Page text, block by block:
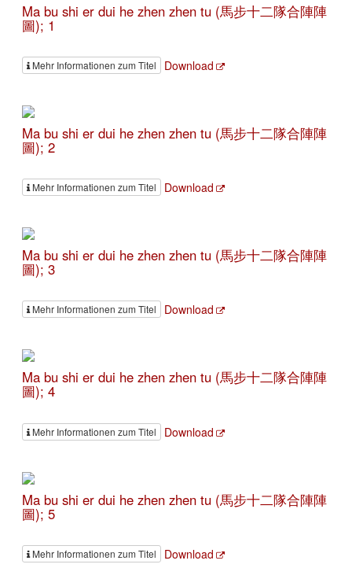
Ma bu shi er dui he zhen zhen tu (馬步十二隊合陣陣
圖); 1
Mehr Informationen zum Titel Download
Ma bu shi er dui he zhen zhen tu (馬步十二隊合陣陣
圖); 2
Mehr Informationen zum Titel Download
Ma bu shi er dui he zhen zhen tu (馬步十二隊合陣陣
圖); 3
Mehr Informationen zum Titel Download
Ma bu shi er dui he zhen zhen tu (馬步十二隊合陣陣
圖); 4
Mehr Informationen zum Titel Download
Ma bu shi er dui he zhen zhen tu (馬步十二隊合陣陣
圖); 5
Mehr Informationen zum Titel Download